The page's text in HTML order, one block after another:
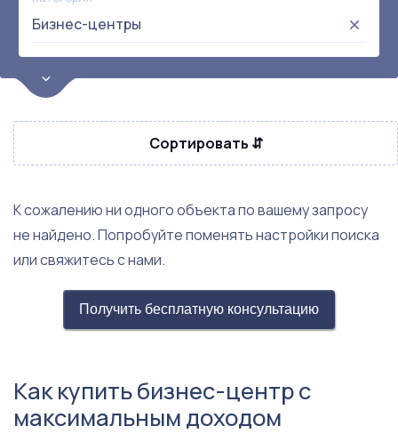
Бизнес-центры
Цена
от:
до:
Прибыль
Метро
Сортировать ⇵
К сожалению ни одного объекта по вашему запросу
не найдено. Попробуйте поменять настройки поиска
или свяжитесь с нами.
Получить бесплатную консультацию
Как купить бизнес-центр с
максимальным доходом